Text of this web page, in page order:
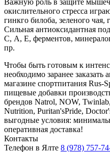
окислительного стресса
гинкго билоба, зеленого чая,
Сильная антиоксидантная
С, А, Е, ферментов,
пр.
Чтобы быть готовым к
необходимо заранее
магазине спортпитания
пищевые добавки
брендов Natrol, NOW,
Nutrition, Puritan'sPride,
выгодные условия:
оперативная доставка!
Контакты
Телефон в Ялте 8 (978) 757-